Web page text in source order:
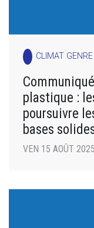
CLIMAT GENRE
plastique :
poursuivre
bases
VEN 15 AOÛT 2025